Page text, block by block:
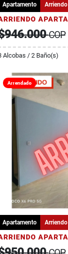
Apartamento Arriendo
COP
Alcobas / 2 Baño(s)
Arrendado
Apartamento Arriendo